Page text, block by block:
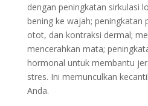
dengan peningkatan sirkulasi
bening ke wajah; peningkatan
otot, dan kontraksi dermal;
mencerahkan mata;
hormonal untuk membantu
stres. Ini memunculkan
Anda.